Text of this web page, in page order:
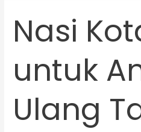
Nasi
untuk
Ulang
Kotak
untuk